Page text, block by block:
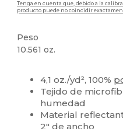
Tenga en cuenta que, debido a la
producto puede no coincidir
Peso
10.561 oz.
4,1 oz./yd², 100%
Tejido de
humedad
Material
2" de ancho